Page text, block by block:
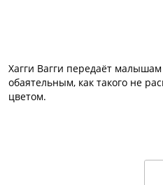
Хагги Вагги передаёт
обаятельным, как такого не
цветом.